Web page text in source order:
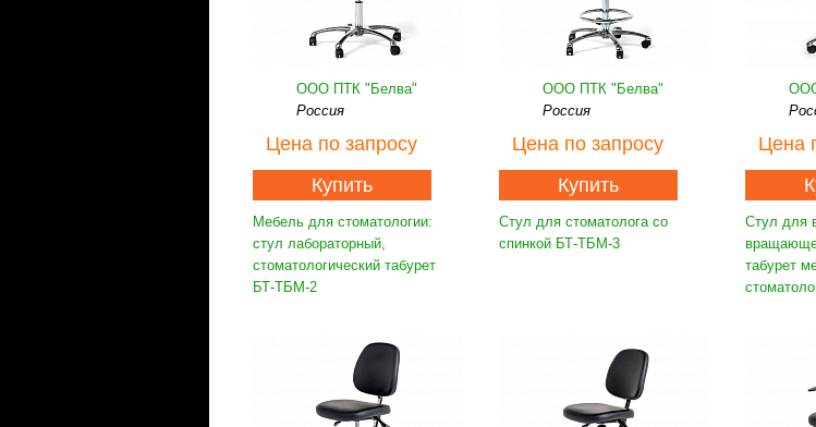
ООО ПТК "Белва"
Россия
Цена по запросу
Купить
Мебель для стоматологии:
стул лабораторный,
стоматологический табурет
БТ-ТБМ-2
ООО ПТК "Белва"
Россия
Цена по запросу
Купить
Стул для стоматолога со
спинкой БТ-ТБМ-3
Цена
Стул для
табурет